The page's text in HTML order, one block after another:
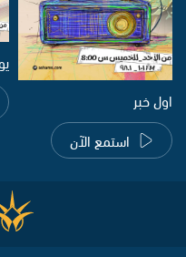
اول خبر
استمع الآن